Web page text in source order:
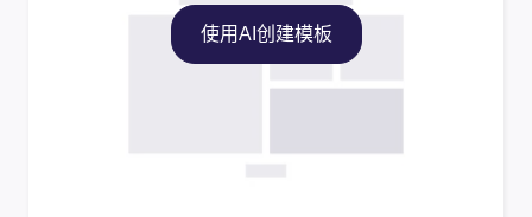
使用AI创建模板